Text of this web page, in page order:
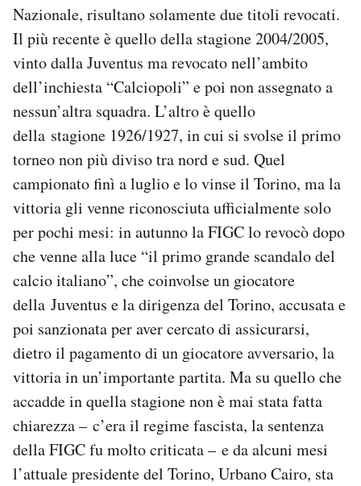
Area Personale
Newsletter
Notifiche mobile
Regala il Post
Hai bisogno di aiuto?
Nazionale, risultano solamente due titoli revocati.
Il più recente è quello della stagione 2004/2005,
vinto dalla Juventus ma revocato nell’ambito
dell’inchiesta “Calciopoli” e poi non assegnato a
nessun’altra squadra. L’altro è quello
della stagione 1926/1927, in cui si svolse il primo
torneo non più diviso tra nord e sud. Quel
campionato finì a luglio e lo vinse il Torino, ma la
vittoria gli venne riconosciuta ufficialmente solo
per pochi mesi: in autunno la FIGC lo revocò dopo
che venne alla luce “il primo grande scandalo del
calcio italiano”, che coinvolse un giocatore
della Juventus e la dirigenza del Torino, accusata e
poi sanzionata per aver cercato di assicurarsi,
dietro il pagamento di un giocatore avversario, la
vittoria in un’importante partita. Ma su quello che
accadde in quella stagione non è mai stata fatta
chiarezza – c’era il regime fascista, la sentenza
della FIGC fu molto criticata – e da alcuni mesi
l’attuale presidente del Torino, Urbano Cairo, sta